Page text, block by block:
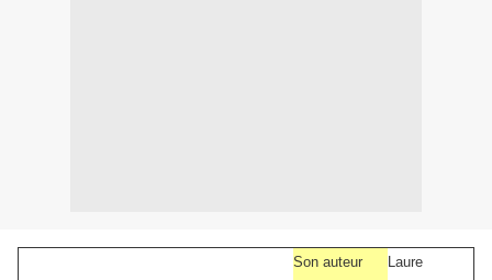
Son auteur
Laure